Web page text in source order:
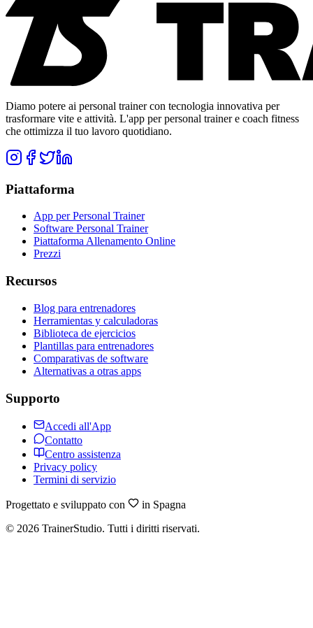
Diamo potere ai personal trainer con tecnologia innovativa per
trasformare vite e attività. L'app per personal trainer e coach fitness
che ottimizza il tuo lavoro quotidiano.
Piattaforma
App per Personal Trainer
Software Personal Trainer
Piattaforma Allenamento Online
Prezzi
Recursos
Blog para entrenadores
Herramientas y calculadoras
Biblioteca de ejercicios
Plantillas para entrenadores
Comparativas de software
Alternativas a otras apps
Supporto
Accedi all'App
Contatto
Centro assistenza
Privacy policy
Termini di servizio
Progettato e sviluppato con
in Spagna
© 2026 TrainerStudio. Tutti i diritti riservati.